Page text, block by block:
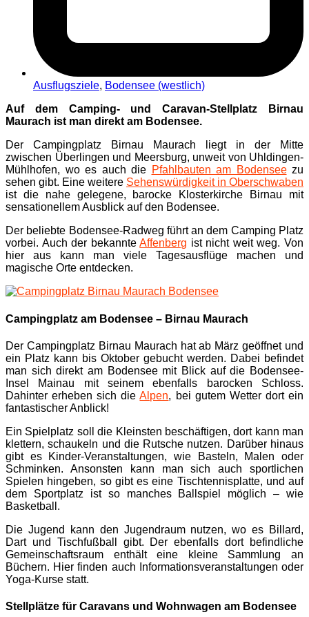
Ausflugsziele, Bodensee (westlich)
Auf dem Camping- und Caravan-Stellplatz Birnau
Maurach ist man direkt am Bodensee.
Der Campingplatz Birnau Maurach liegt in der Mitte
zwischen Überlingen und Meersburg, unweit von Uhldingen-
Mühlhofen, wo es auch die Pfahlbauten am Bodenseezu
sehen gibt. Eine weitere Sehenswürdigkeit in Oberschwaben
ist die nahe gelegene, barocke Klosterkirche Birnau mit
sensationellem Ausblick auf den Bodensee.
Der beliebte Bodensee-Radweg führt an dem Camping Platz
vorbei. Auch der bekannteAffenberg ist nicht weit weg. Von
hier aus kann man viele Tagesausflüge machen und
magische Orte entdecken.
Campingplatz am Bodensee – Birnau Maurach
Der Campingplatz Birnau Maurach hat ab März geöffnet und
ein Platz kann bis Oktober gebucht werden. Dabei befindet
man sich direkt am Bodensee mit Blick auf die Bodensee-
Insel Mainau mit seinem ebenfalls barocken Schloss.
Dahinter erheben sich dieAlpen, bei gutem Wetter dort ein
fantastischer Anblick!
Ein Spielplatz soll die Kleinsten beschäftigen, dort kann man
klettern, schaukeln und die Rutsche nutzen. Darüber hinaus
gibt es Kinder-Veranstaltungen, wie Basteln, Malen oder
Schminken. Ansonsten kann man sich auch sportlichen
Spielen hingeben, so gibt es eine Tischtennisplatte, und auf
dem Sportplatz ist so manches Ballspiel möglich – wie
Basketball.
Die Jugend kann den Jugendraum nutzen, wo es Billard,
Dart und Tischfußball gibt. Der ebenfalls dort befindliche
Gemeinschaftsraum enthält eine kleine Sammlung an
Büchern. Hier finden auch Informationsveranstaltungen oder
Yoga-Kurse statt.
Stellplätze für Caravans und Wohnwagen am Bodensee